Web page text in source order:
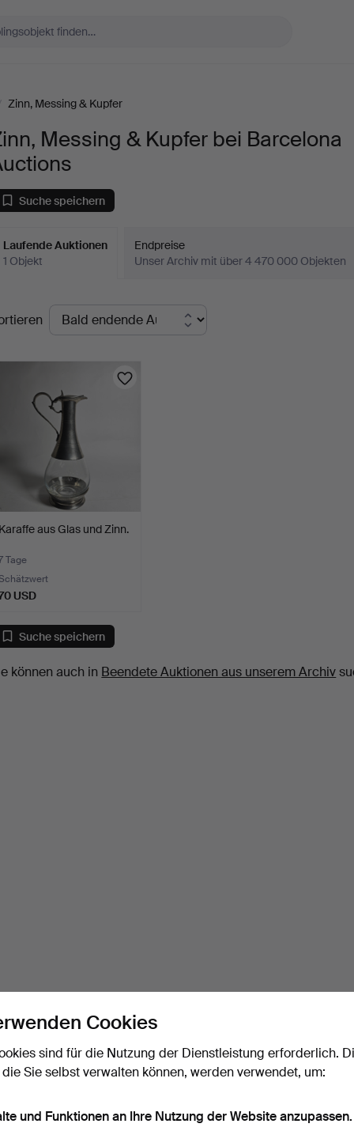
Zinn, Messing & Kupfer
Messing & Kupfer bei Barcelona
Suche speichern
Laufende Auktionen
1 Objekt
Endpreise
Unser Archiv mit über 4 470 000 Objekten
aus Glas und Zinn.
Tage
USD
Suche speichern
können auch in Beendete Auktionen aus unserem Archiv
Cookies
sind für die Nutzung der Dienstleistung erforderlich.
Sie selbst verwalten können, werden verwendet, um:
und Funktionen an Ihre Nutzung der Website anzupassen.